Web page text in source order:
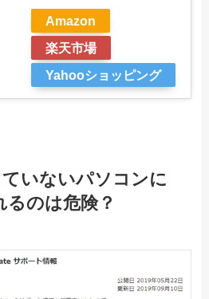
Amazon
楽天市場
Yahooショッピング
いないパソコンに
のは危険？